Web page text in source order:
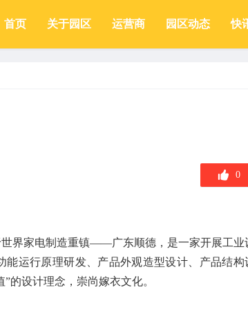
首页 关于园区 运营商 园区动态 快
0
界家电制造重镇——广东顺德，是一家开展工业
运行原理研发、产品外观造型设计、产品结构
的设计理念，崇尚嫁衣文化。